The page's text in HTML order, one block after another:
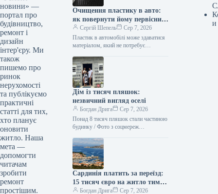
новини» —
портал про
будівництво,
ремонт і
дизайн
інтер'єру. Ми
також
пишемо про
ринок
нерухомості
та публікуємо
практичні
статті для тих,
хто планує
оновити
житло. Наша
мета —
допомогти
читачам
зробити
ремонт
простішим.
Очищення пластику в авто:
як повернути йому первісний
вигляд
Сергій Шепель
Сер 7, 2026
Пластик в автомобілі може здаватися
матеріалом, який не потребує
вбирає вологу так, як тканина,…
Дім із тисяч пляшок:
незвичний вигляд оселі
Богдан Дрига
Сер 7, 2026
Понад 8 тисяч пляшок стали частиною
будинку / Фото з соцмереж
мати й донька звели будинок…
Сардинія платить за переїзд:
15 тисяч євро на житло тим,
хто купить дім
Богдан Дрига Сер 7, 2026
и